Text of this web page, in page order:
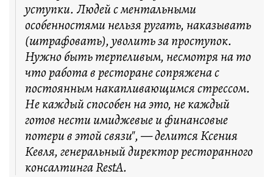
уступки. Людей с ментальными
особенностями нельзя ругать, наказывать
(штрафовать), уволить за проступок.
Нужно быть терпеливым, несмотря на то
что работа в ресторане сопряжена с
постоянным накапливающимся стрессом.
Не каждый способен на это, не каждый
готов нести имиджевые и финансовые
потери в этой связи", — делится Ксения
Кевля, генеральный директор ресторанного
консалтинга RestA.